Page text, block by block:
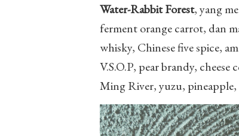
Water-Rabbit Forest, yang
ferment orange carrot, dan
whisky, Chinese five spice,
V.S.O.P, pear brandy, cheese
Ming River, yuzu,